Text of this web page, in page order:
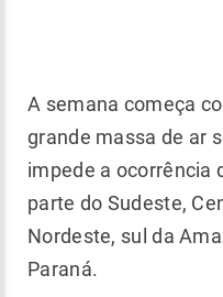
A semana começa
grande massa de ar
impede a ocorrência
parte do Sudeste,
Nordeste, sul da
Paraná.